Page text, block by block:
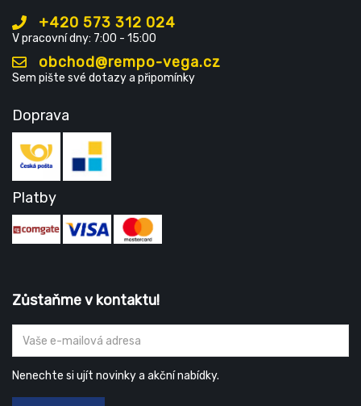
+420 573 312 024
V pracovní dny: 7:00 - 15:00
obchod@rempo-vega.cz
Sem pište své dotazy a připomínky
Doprava
Platby
Zůstaňme v kontaktu!
Nenechte si ujít novinky a akční nabídky.